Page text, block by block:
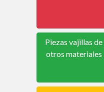
Piezas vajillas de
otros materiales